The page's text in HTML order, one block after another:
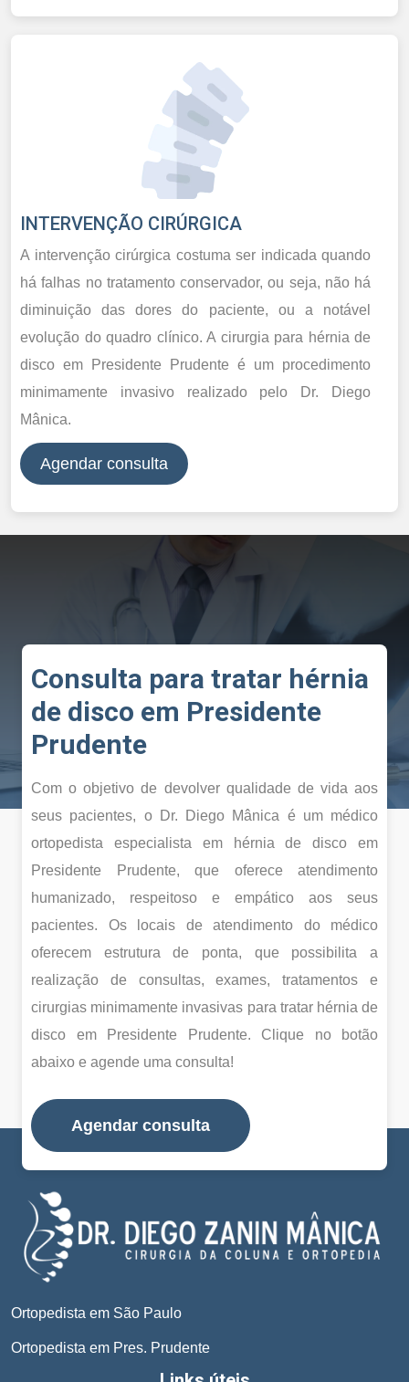
INTERVENÇÃO CIRÚRGICA
A intervenção cirúrgica costuma ser indicada quando
há falhas no tratamento conservador, ou seja, não há
diminuição das dores do paciente, ou a notável
evolução do quadro clínico. A cirurgia para hérnia de
disco em Presidente Prudente é um procedimento
minimamente invasivo realizado pelo Dr. Diego
Mânica.
Agendar consulta
Consulta para tratar hérnia
de disco em Presidente
Prudente
Com o objetivo de devolver qualidade de vida aos
seus pacientes, o Dr. Diego Mânica é um médico
ortopedista especialista em hérnia de disco em
Presidente Prudente, que oferece atendimento
humanizado, respeitoso e empático aos seus
pacientes. Os locais de atendimento do médico
oferecem estrutura de ponta, que possibilita a
realização de consultas, exames, tratamentos e
cirurgias minimamente invasivas para tratar hérnia de
disco em Presidente Prudente. Clique no botão
abaixo e agende uma consulta!
Agendar consulta
Ortopedista em São Paulo
Ortopedista em Pres. Prudente